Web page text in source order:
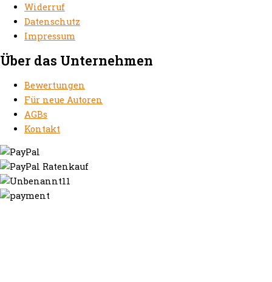
Widerruf
Datenschutz
Impressum
Über das Unternehmen
Bewertungen
Für neue Autoren
AGBs
Kontakt